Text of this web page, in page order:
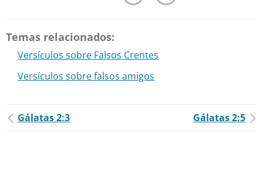
Temas relacionados:
Versículos sobre Falsos Crentes
Versículos sobre falsos amigos
Gálatas 2:3 Gálatas 2:5